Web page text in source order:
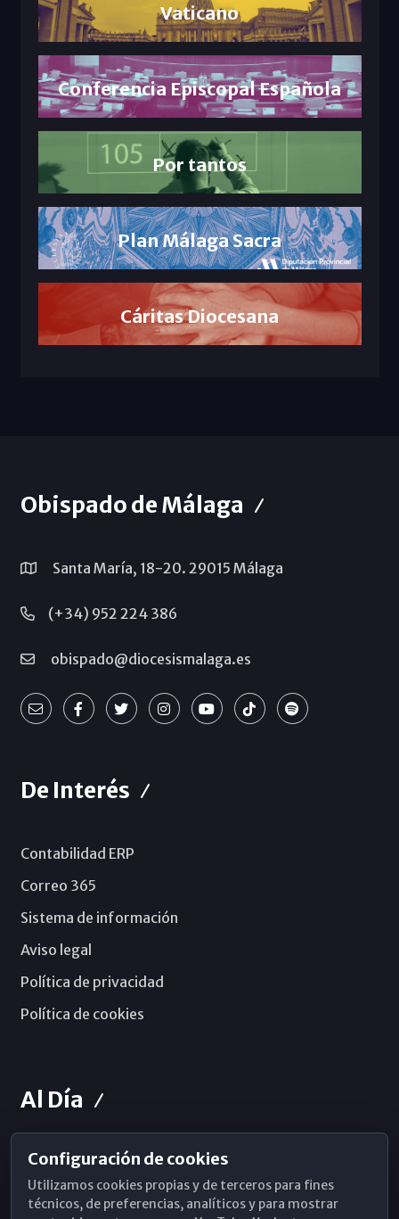
Vaticano
Conferencia Episcopal Española
Por tantos
Plan Málaga Sacra
Cáritas Diocesana
Obispado de Málaga
Santa María, 18-20. 29015 Málaga
(+34) 952 224 386
obispado@diocesismalaga.es
De Interés
Contabilidad ERP
Correo 365
Sistema de información
Aviso legal
Política de privacidad
Política de cookies
Al Día
Horarios de Misa
Hemeroteca
Configuración de cookies
Utilizamos cookies propias y de terceros para fines
técnicos, de preferencias, analíticos y para mostrar